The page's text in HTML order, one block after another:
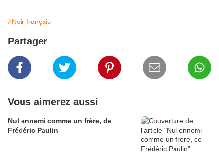
#Noir français
Partager
Vous aimerez aussi
Nul ennemi comme un frère, de
Frédéric Paulin